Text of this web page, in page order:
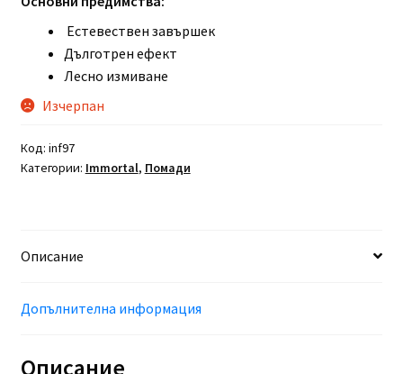
Естевествен завършек
Дълготрен ефект
Лесно измиване
Изчерпан
Код: inf97
Категории: Immortal, Помади
Описание
Допълнителна информация
Описание